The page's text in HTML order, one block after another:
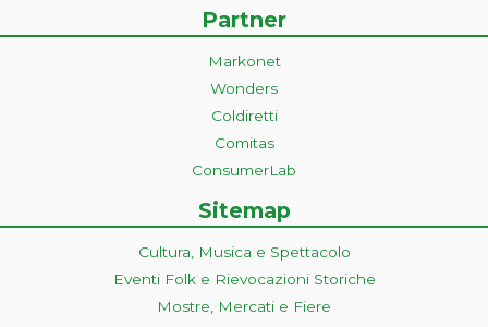
Partner
Markonet
Wonders
Coldiretti
Comitas
ConsumerLab
Sitemap
Cultura, Musica e Spettacolo
Eventi Folk e Rievocazioni Storiche
Mostre, Mercati e Fiere